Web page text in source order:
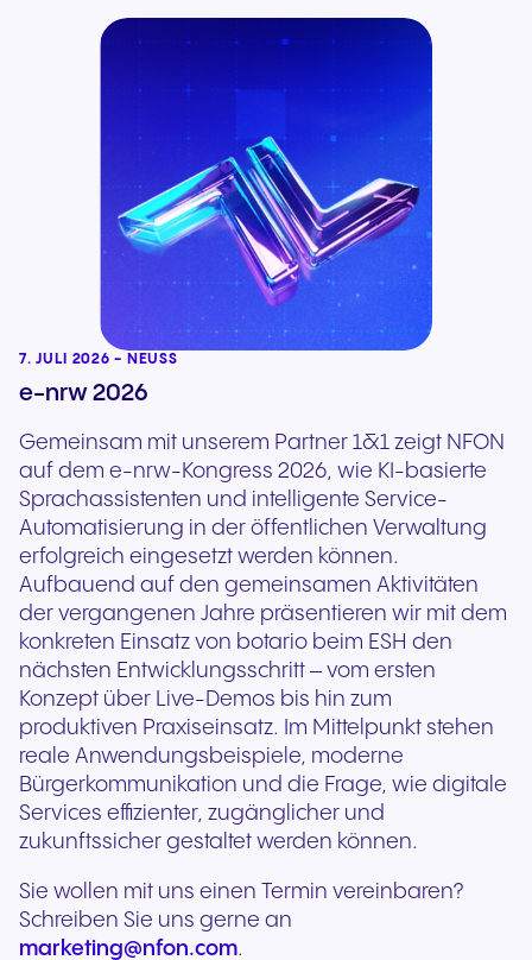
7. JULI 2026 - NEUSS
e-nrw 2026
Gemeinsam mit unserem Partner 1&1 zeigt NFON
auf dem e-nrw-Kongress 2026, wie KI-basierte
Sprachassistenten und intelligente Service-
Automatisierung in der öffentlichen Verwaltung
erfolgreich eingesetzt werden können.
Aufbauend auf den gemeinsamen Aktivitäten
der vergangenen Jahre präsentieren wir mit dem
konkreten Einsatz von botario beim ESH den
nächsten Entwicklungsschritt – vom ersten
Konzept über Live-Demos bis hin zum
produktiven Praxiseinsatz. Im Mittelpunkt stehen
reale Anwendungsbeispiele, moderne
Bürgerkommunikation und die Frage, wie digitale
Services effizienter, zugänglicher und
zukunftssicher gestaltet werden können.
Sie wollen mit uns einen Termin vereinbaren?
Schreiben Sie uns gerne an
marketing@nfon.com.